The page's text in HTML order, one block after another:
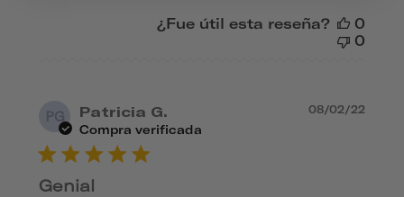
¿Fue útil esta reseña?
0
0
PG Patricia G.
Compra verificada
Genial
08/02/22